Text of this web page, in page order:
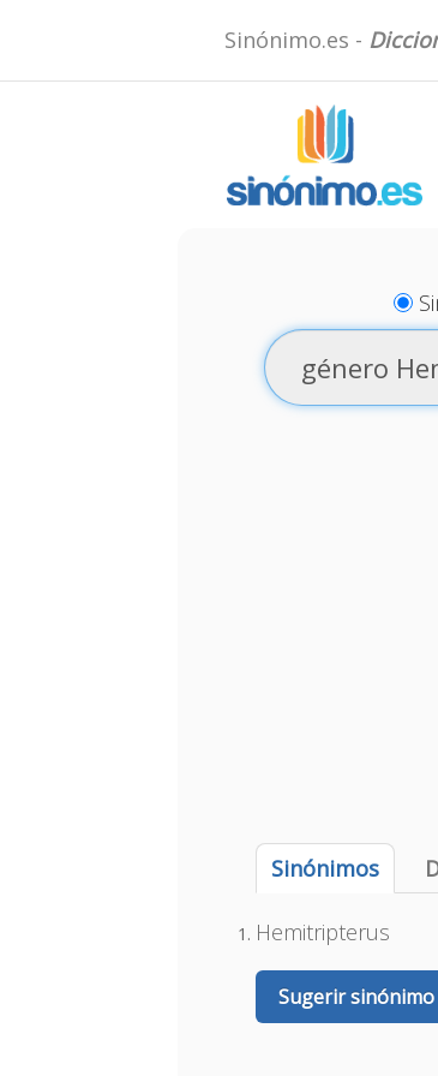
Sinónimo.es -
Sinónimos
Hemitripterus
Sugerir sinónimo